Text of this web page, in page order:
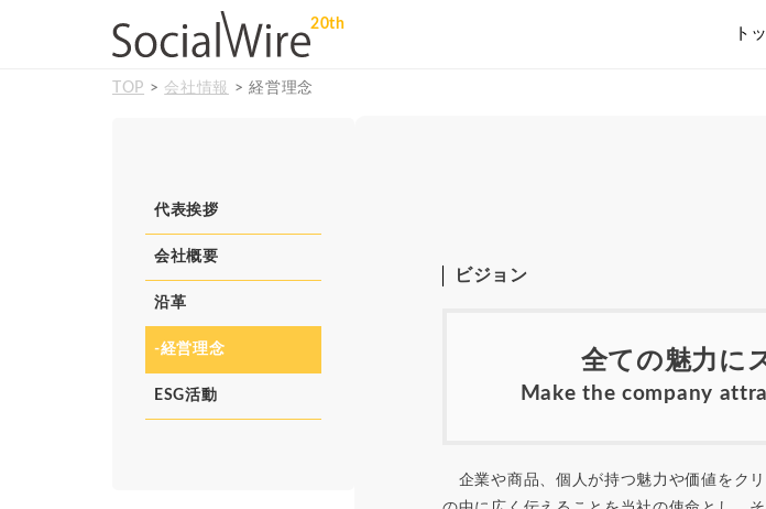
20th
ト
TOP > 会社情報 > 経営理念
代表挨拶
会社概要
沿革
-経営理念
ESG活動
ビジョン
全ての魅力に
Make the company
企業や商品、個人が持つ魅力や価値をク